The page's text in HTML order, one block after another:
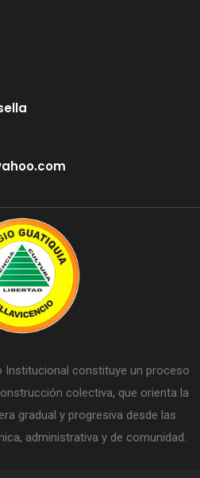
Institucional constituye un proceso
colectiva, que orienta la
gradual y progresiva desde las
administrativa y de comunidad.